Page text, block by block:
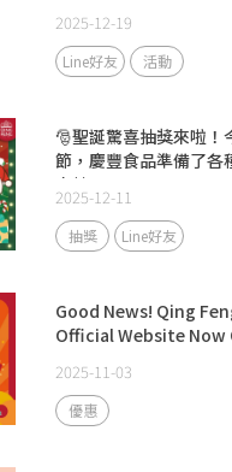
2025-12-19
Line好友 活動
🎅聖誕驚喜抽獎來啦！
節，慶豐食品準備了各
來抽
2025-12-11
抽獎 Line好友
Good News! Qing
Official Website Now
2025-11-03
優惠